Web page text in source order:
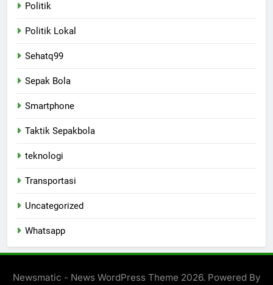
Politik
Politik Lokal
Sehatq99
Sepak Bola
Smartphone
Taktik Sepakbola
teknologi
Transportasi
Uncategorized
Whatsapp
Newsmatic - News WordPress Theme 2026. Powered By